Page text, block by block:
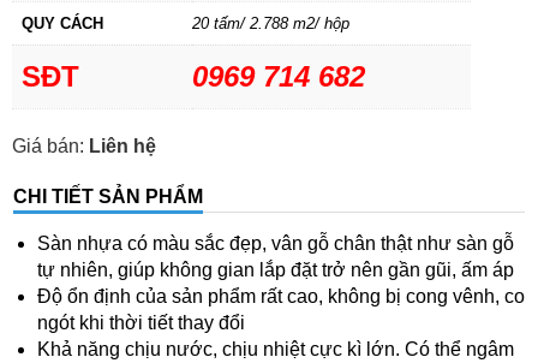
QUY CÁCH
20 tấm/ 2.788 m2/ hộp
SĐT 0969 714 682
Giá bán: Liên hệ
CHI TIẾT SẢN PHẨM
Sàn nhựa có màu sắc đẹp, vân gỗ chân thật như sàn gỗ
tự nhiên, giúp không gian lắp đặt trở nên gần gũi, ấm áp
Độ ổn định của sản phẩm rất cao, không bị cong vênh, co
ngót khi thời tiết thay đổi
Khả năng chịu nước, chịu nhiệt cực kì lớn. Có thể ngâm